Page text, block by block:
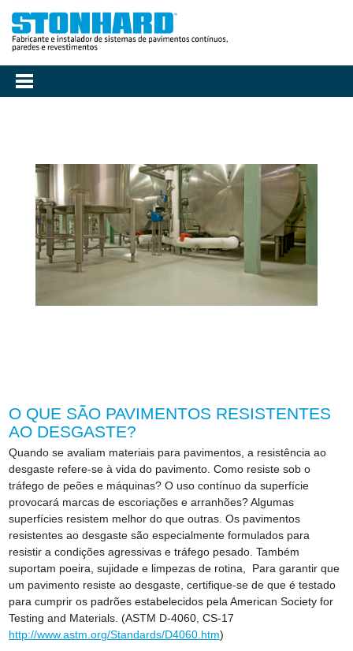
O QUE SÃO PAVIMENTOS RESISTENTES
AO DESGASTE?
Quando se avaliam materiais para pavimentos, a resistência ao
desgaste refere-se à vida do pavimento. Como resiste sob o
tráfego de peões e máquinas? O uso contínuo da superfície
provocará marcas de escoriações e arranhões? Algumas
superfícies resistem melhor do que outras. Os pavimentos
resistentes ao desgaste são especialmente formulados para
resistir a condições agressivas e tráfego pesado. Também
suportam poeira, sujidade e limpezas de rotina, Para garantir que
um pavimento resiste ao desgaste, certifique-se de que é testado
para cumprir os padrões estabelecidos pela American Society for
Testing and Materials. (ASTM D-4060, CS-17
http://www.astm.org/Standards/D4060.htm)